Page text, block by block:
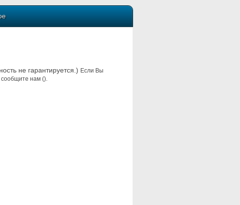
не гарантируется.) Если Вы
нам ().